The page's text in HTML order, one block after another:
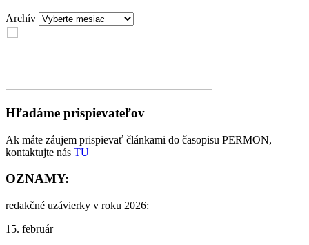
Archív
Hľadáme prispievateľov
Ak máte záujem prispievať článkami do časopisu PERMON,
kontaktujte nás TU
OZNAMY:
redakčné uzávierky v roku 2026:
15. február